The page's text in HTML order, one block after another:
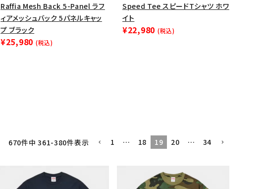
Raffia Mesh Back 5-Panel ラフ
ィアメッシュバック 5パネルキャッ
プ ブラック
¥25,980 (税込)
Speed Tee スピードTシャツ ホワ
イト
¥22,980 (税込)
670件中 361-380件表示 1 … 18 19 20 … 34